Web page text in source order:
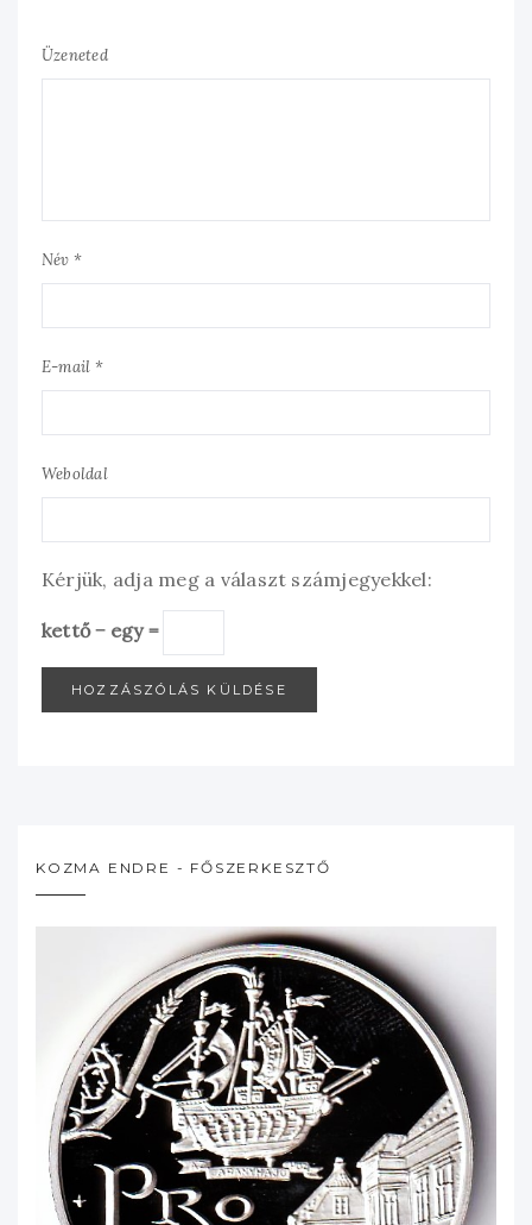
Üzeneted
Név *
E-mail *
Weboldal
Kérjük, adja meg a választ számjegyekkel:
kettő − egy =
KOZMA ENDRE - FŐSZERKESZTŐ